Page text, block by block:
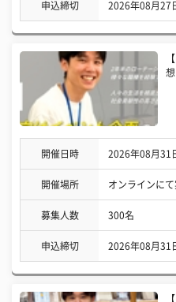
申込締切 2026年08月27
開催日時 2026年08月31
開催場所 オンラインに
募集人数 300名
申込締切 2026年08月31